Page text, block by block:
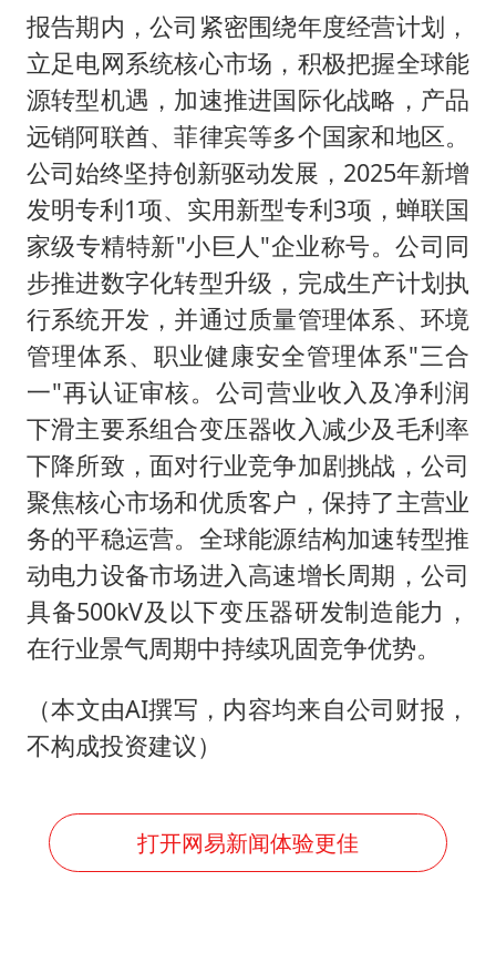
报告期内，公司紧密围绕年度经营计划，
立足电网系统核心市场，积极把握全球能
源转型机遇，加速推进国际化战略，产品
远销阿联酋、菲律宾等多个国家和地区。
公司始终坚持创新驱动发展，2025年新增
发明专利1项、实用新型专利3项，蝉联国
家级专精特新"小巨人"企业称号。公司同
步推进数字化转型升级，完成生产计划执
行系统开发，并通过质量管理体系、环境
管理体系、职业健康安全管理体系"三合
一"再认证审核。公司营业收入及净利润
下滑主要系组合变压器收入减少及毛利率
下降所致，面对行业竞争加剧挑战，公司
聚焦核心市场和优质客户，保持了主营业
务的平稳运营。全球能源结构加速转型推
动电力设备市场进入高速增长周期，公司
具备500kV及以下变压器研发制造能力，
在行业景气周期中持续巩固竞争优势。
（本文由AI撰写，内容均来自公司财报，
不构成投资建议）
打开网易新闻体验更佳